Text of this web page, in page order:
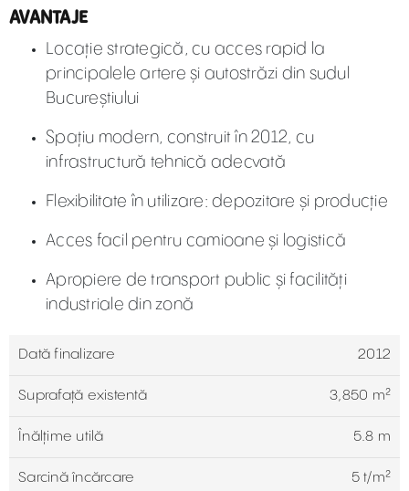
AVANTAJE
Locație strategică, cu acces rapid la
principalele artere și autostrăzi din sudul
Bucureștiului
Spațiu modern, construit în 2012, cu
infrastructură tehnică adecvată
Flexibilitate în utilizare: depozitare și producție
Acces facil pentru camioane și logistică
Apropiere de transport public și facilități
industriale din zonă
Dată finalizare 2012
Suprafață existentă 3,850 m²
Înălțime utilă 5.8 m
Sarcină încărcare 5 t/m²